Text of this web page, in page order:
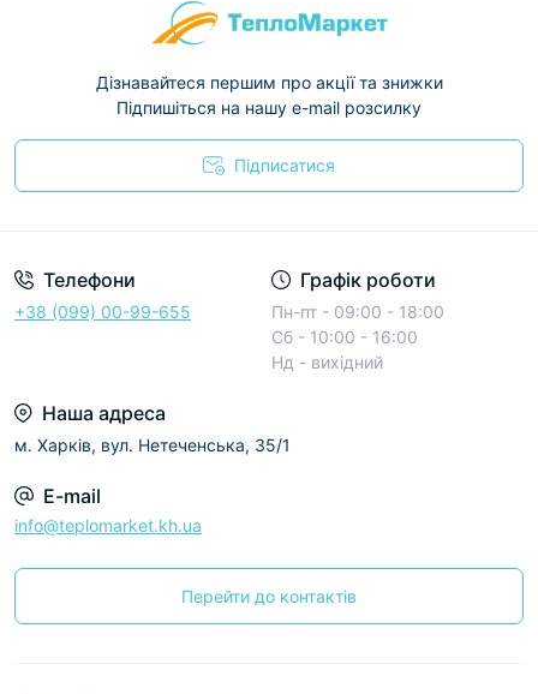
Дізнавайтеся першим про акції та знижки
Підпишіться на нашу e-mail розсилку
Підписатися
Телефони
+38 (099) 00-99-655
Графік роботи
Пн-пт - 09:00 - 18:00
Сб - 10:00 - 16:00
Нд - вихідний
Наша адреса
м. Харків, вул. Нетеченська, 35/1
E-mail
info@teplomarket.kh.ua
Перейти до контактів